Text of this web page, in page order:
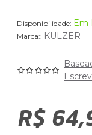
Disponibilidade: Em
Marca:: KULZER
R$